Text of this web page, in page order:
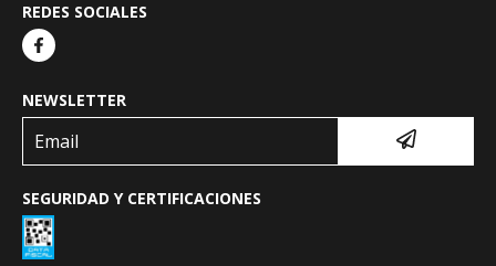
REDES SOCIALES
NEWSLETTER
SEGURIDAD Y CERTIFICACIONES